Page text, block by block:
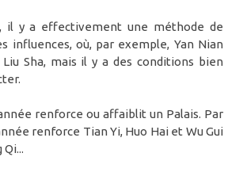
il y a effectivement une méthode de
influences, où, par exemple, Yan Nian
Sha, mais il y a des conditions bien
renforce ou affaiblit un Palais. Par
renforce Tian Yi, Huo Hai et Wu Gui